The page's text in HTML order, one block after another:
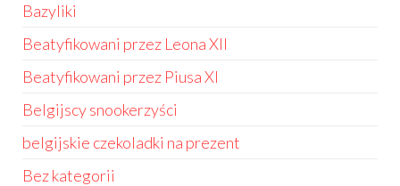
Bazyliki
Beatyfikowani przez Leona XII
Beatyfikowani przez Piusa XI
Belgijscy snookerzyści
belgijskie czekoladki na prezent
Bez kategorii